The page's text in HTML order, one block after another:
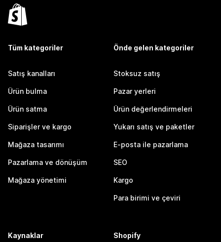
Tüm kategoriler
Satış kanalları
Ürün bulma
Ürün satma
Siparişler ve kargo
Mağaza tasarımı
Pazarlama ve dönüşüm
Mağaza yönetimi
Önde gelen kategoriler
Stoksuz satış
Pazar yerleri
Ürün değerlendirmeleri
Yukarı satış ve paketler
E-posta ile pazarlama
SEO
Kargo
Para birimi ve çeviri
Kaynaklar Shopify